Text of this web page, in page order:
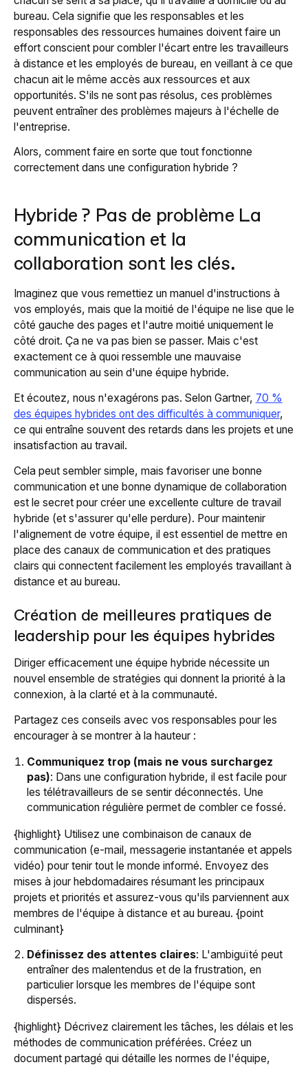
bureau. Cela signifie que les responsables et les
responsables des ressources humaines doivent faire un
effort conscient pour combler l'écart entre les travailleurs
à distance et les employés de bureau, en veillant à ce que
chacun ait le même accès aux ressources et aux
opportunités. S'ils ne sont pas résolus, ces problèmes
peuvent entraîner des problèmes majeurs à l'échelle de
l'entreprise.
Alors, comment faire en sorte que tout fonctionne
correctement dans une configuration hybride ?
Hybride ? Pas de problème La
communication et la
collaboration sont les clés.
Imaginez que vous remettiez un manuel d'instructions à
vos employés, mais que la moitié de l'équipe ne lise que le
côté gauche des pages et l'autre moitié uniquement le
côté droit. Ça ne va pas bien se passer. Mais c'est
exactement ce à quoi ressemble une mauvaise
communication au sein d'une équipe hybride.
Et écoutez, nous n'exagérons pas. Selon Gartner, 70 %
des équipes hybrides ont des difficultés à communiquer,
ce qui entraîne souvent des retards dans les projets et une
insatisfaction au travail.
Cela peut sembler simple, mais favoriser une bonne
communication et une bonne dynamique de collaboration
est le secret pour créer une excellente culture de travail
hybride (et s'assurer qu'elle perdure). Pour maintenir
l'alignement de votre équipe, il est essentiel de mettre en
place des canaux de communication et des pratiques
clairs qui connectent facilement les employés travaillant à
distance et au bureau.
Création de meilleures pratiques de
leadership pour les équipes hybrides
Diriger efficacement une équipe hybride nécessite un
nouvel ensemble de stratégies qui donnent la priorité à la
connexion, à la clarté et à la communauté.
Partagez ces conseils avec vos responsables pour les
encourager à se montrer à la hauteur :
Communiquez trop (mais ne vous surchargez
pas): Dans une configuration hybride, il est facile pour
les télétravailleurs de se sentir déconnectés. Une
communication régulière permet de combler ce fossé.
{highlight} Utilisez une combinaison de canaux de
communication (e-mail, messagerie instantanée et appels
vidéo) pour tenir tout le monde informé. Envoyez des
mises à jour hebdomadaires résumant les principaux
projets et priorités et assurez-vous qu'ils parviennent aux
membres de l'équipe à distance et au bureau. {point
culminant}
Définissez des attentes claires: L'ambiguïté peut
entraîner des malentendus et de la frustration, en
particulier lorsque les membres de l'équipe sont
dispersés.
{highlight} Décrivez clairement les tâches, les délais et les
méthodes de communication préférées. Créez un
document partagé qui détaille les normes de l'équipe,